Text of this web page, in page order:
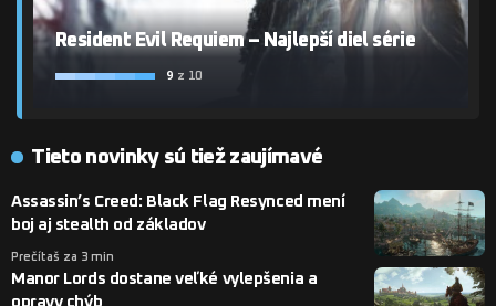
Resident Evil Requiem – Najlepší diel série
9 z 10
Tieto novinky sú tiež zaujímavé
Assassin’s Creed: Black Flag Resynced mení
boj aj stealth od základov
Prečítaš za 3 min
Manor Lords dostane veľké vylepšenia a
opravy chýb